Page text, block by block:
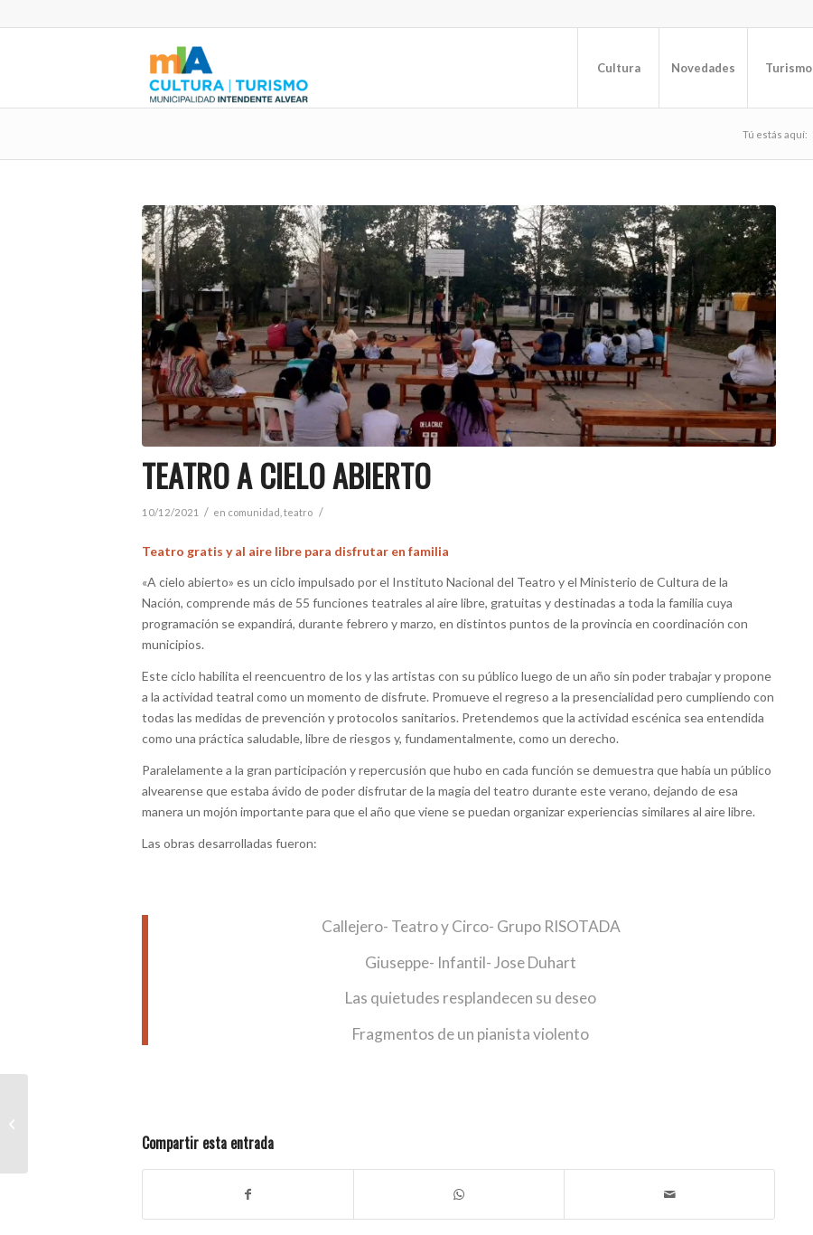
Cultura Novedades Turismo
Tú estás aquí:
TEATRO A CIELO ABIERTO
10/12/2021 / en comunidad teatro /
Teatro gratis y al aire libre para disfrutar en familia
«A cielo abierto» es un ciclo impulsado por el Instituto Nacional del Teatro y el Ministerio de Cultura de la
Nación, comprende más de 55 funciones teatrales al aire libre, gratuitas y destinadas a toda la familia cuya
programación se expandirá, durante febrero y marzo, en distintos puntos de la provincia en coordinación con
municipios.
Este ciclo habilita el reencuentro de los y las artistas con su público luego de un año sin poder trabajar y propone
a la actividad teatral como un momento de disfrute. Promueve el regreso a la presencialidad pero cumpliendo con
todas las medidas de prevención y protocolos sanitarios. Pretendemos que la actividad escénica sea entendida
como una práctica saludable, libre de riesgos y, fundamentalmente, como un derecho.
Paralelamente a la gran participación y repercusión que hubo en cada función se demuestra que había un público
alvearense que estaba ávido de poder disfrutar de la magia del teatro durante este verano, dejando de esa
manera un mojón importante para que el año que viene se puedan organizar experiencias similares al aire libre.
Las obras desarrolladas fueron:
Callejero- Teatro y Circo- Grupo RISOTADA
Giuseppe- Infantil- Jose Duhart
Las quietudes resplandecen su deseo
Fragmentos de un pianista violento
Compartir esta entrada